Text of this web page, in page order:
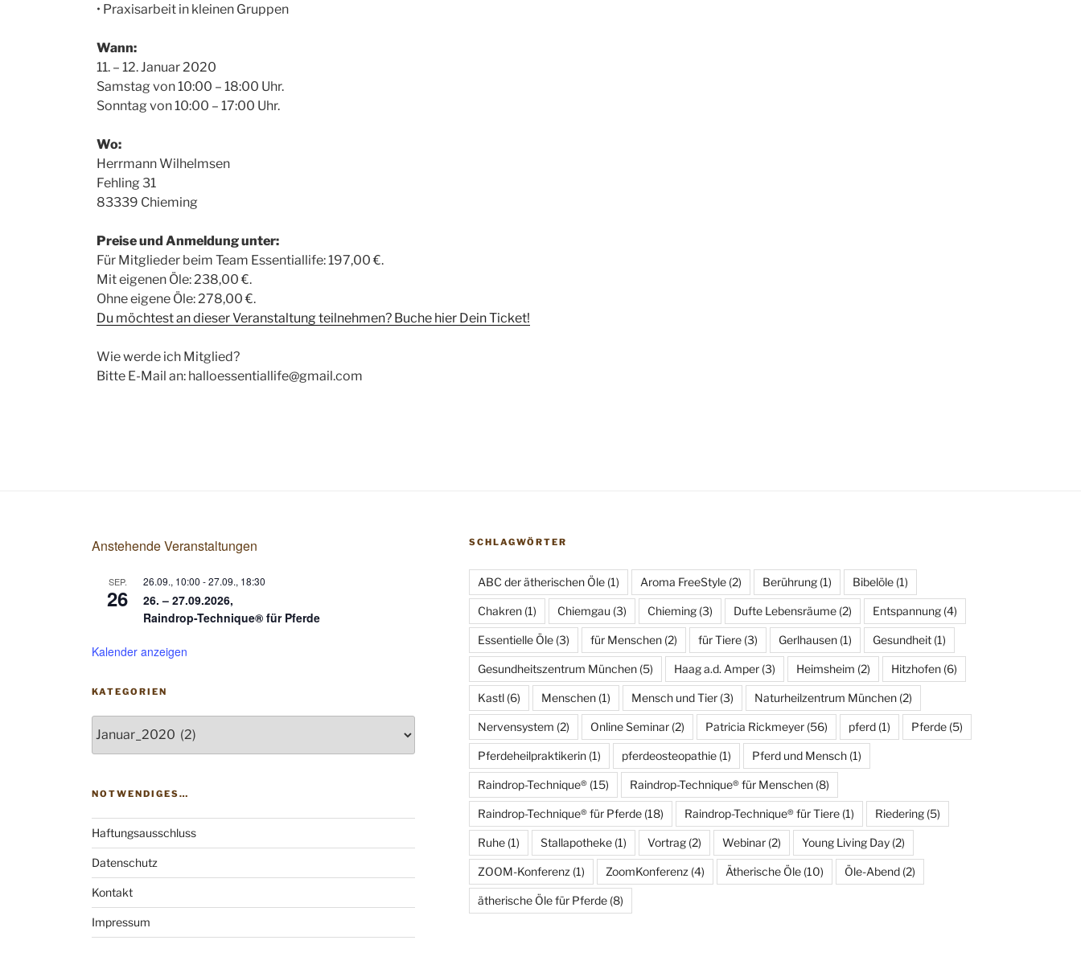
• Praxisarbeit in kleinen Gruppen
Wann:
11. – 12. Januar 2020
Samstag von 10:00 – 18:00 Uhr.
Sonntag von 10:00 – 17:00 Uhr.
Wo:
Herrmann Wilhelmsen
Fehling 31
83339 Chieming
Preise und Anmeldung unter:
Für Mitglieder beim Team Essentiallife: 197,00 €.
Mit eigenen Öle: 238,00 €.
Ohne eigene Öle: 278,00 €.
Du möchtest an dieser Veranstaltung teilnehmen? Buche hier Dein Ticket!
Wie werde ich Mitglied?
Bitte E-Mail an: halloessentiallife@gmail.com
Anstehende Veranstaltungen
SEP.
26
26.09., 10:00 -27.09., 18:30
26. – 27.09.2026,
Raindrop-Technique® für Pferde
Kalender anzeigen
KATEGORIEN
NOTWENDIGES…
Haftungsausschluss
Datenschutz
Kontakt
Impressum
SCHLAGWÖRTER
ABC der ätherischen Öle(1) Aroma FreeStyle(2) Berührung(1) Bibelöle(1)
Chakren(1) Chiemgau (3) Chieming(3) Dufte Lebensräume(2) Entspannung(4)
Essentielle Öle(3) für Menschen(2) für Tiere(3) Gerlhausen(1) Gesundheit(1)
Gesundheitszentrum München(5) Haag a.d. Amper(3) Heimsheim (2) Hitzhofen(6)
Kastl(6) Menschen(1) Mensch und Tier(3) Naturheilzentrum München(2)
Nervensystem (2) Online Seminar(2) Patricia Rickmeyer(56) pferd(1) Pferde(5)
Pferdeheilpraktikerin(1) pferdeosteopathie(1) Pferd und Mensch(1)
Raindrop-Technique®(15) Raindrop-Technique® für Menschen(8)
Raindrop-Technique® für Pferde(18) Raindrop-Technique® für Tiere(1) Riedering(5)
Ruhe(1) Stallapotheke(1) Vortrag(2) Webinar(2) Young Living Day(2)
ZOOM-Konferenz (1) ZoomKonferenz (4) Ätherische Öle(10) Öle-Abend(2)
ätherische Öle für Pferde(8)